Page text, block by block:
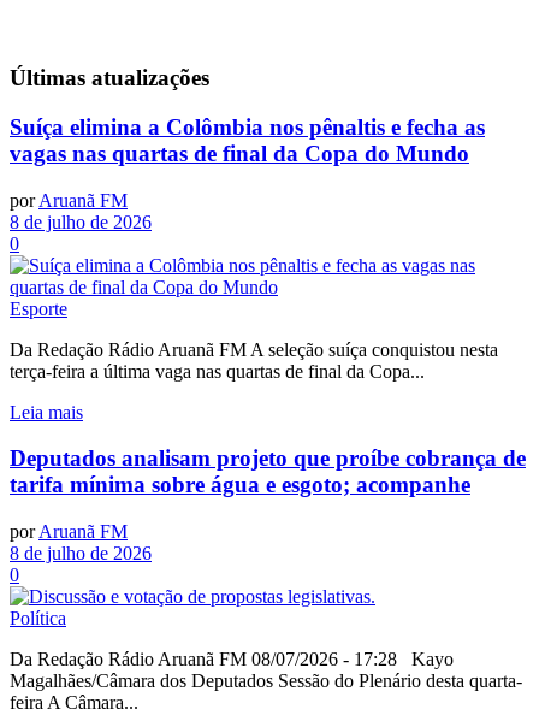
Últimas atualizações
Suíça elimina a Colômbia nos pênaltis e fecha as
vagas nas quartas de final da Copa do Mundo
por Aruanã FM
8 de julho de 2026
0
Esporte
Da Redação Rádio Aruanã FM A seleção suíça conquistou nesta
terça-feira a última vaga nas quartas de final da Copa...
Leia mais
Deputados analisam projeto que proíbe cobrança de
tarifa mínima sobre água e esgoto; acompanhe
por Aruanã FM
8 de julho de 2026
0
Política
Da Redação Rádio Aruanã FM 08/07/2026 - 17:28 Kayo
Magalhães/Câmara dos Deputados Sessão do Plenário desta quarta-
feira A Câmara...